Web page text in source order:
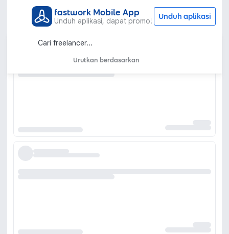
fastwork Mobile App
Unduh aplikasi, dapat promo! Unduh aplikasi
Urutkan berdasarkan